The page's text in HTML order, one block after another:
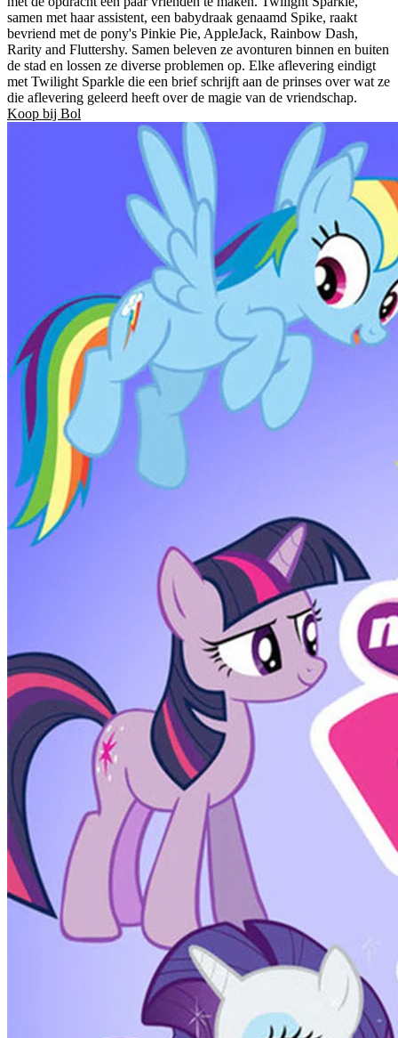
samen met haar assistent, een babydraak genaamd Spike, raakt
bevriend met de pony's Pinkie Pie, AppleJack, Rainbow Dash,
Rarity and Fluttershy. Samen beleven ze avonturen binnen en buiten
de stad en lossen ze diverse problemen op. Elke aflevering eindigt
met Twilight Sparkle die een brief schrijft aan de prinses over wat ze
die aflevering geleerd heeft over de magie van de vriendschap.
Koop bij Bol